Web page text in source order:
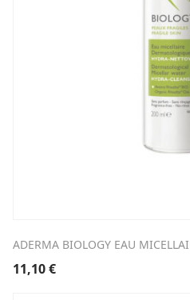
ADERMA BIOLOGY EAU
11,10€